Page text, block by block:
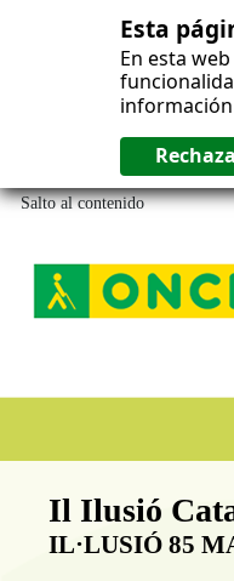
Esta
En esta
Salto al contenido
Boletín
Il Ilusió
IL·LUSIÓ 85